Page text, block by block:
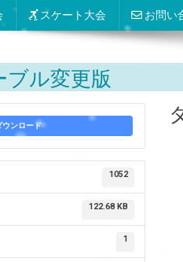
スケート大会 お問い
ブル変更版
ウンロード
1052
122.68 KB
1